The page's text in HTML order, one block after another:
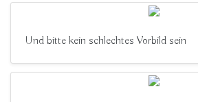
Und bitte kein schlechtes Vorbild sein